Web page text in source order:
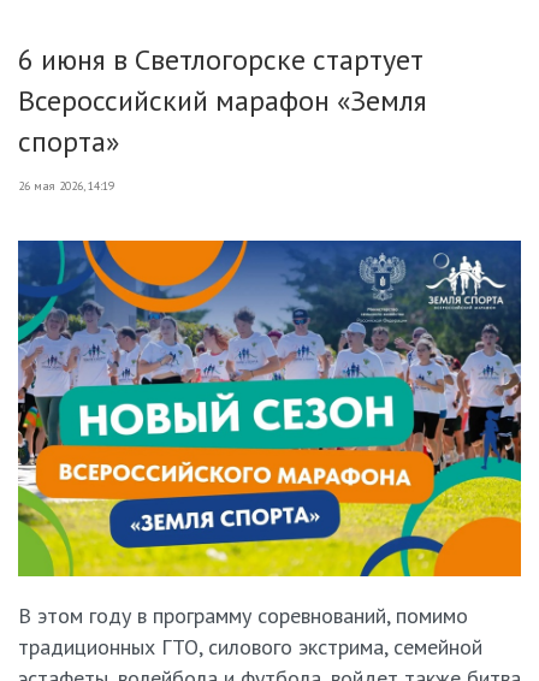
6 июня в Светлогорске стартует
Всероссийский марафон «Земля
спорта»
26 мая 2026, 14:19
В этом году в программу соревнований, помимо
традиционных ГТО, силового экстрима, семейной